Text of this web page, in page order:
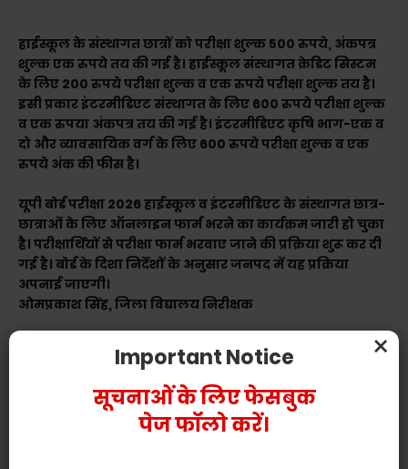
हाईस्कूल के संस्थागत छात्रों को परीक्षा शुल्क 500 रुपये, अंकपत्र
शुल्क एक रुपये तय की गई है। हाईस्कूल संस्थागत क्रेडिट सिस्टम
के लिए 200 रुपये परीक्षा शुल्क व एक रुपये परीक्षा शुल्क तय है।
इसी प्रकार इंटरमीडिएट संस्थागत के लिए 600 रुपये परीक्षा शुल्क
व एक रुपया अंकपत्र तय की गई है। इंटरमीडिएट कृषि भाग-एक व
दो और व्यावसायिक वर्ग के लिए 600 रुपये परीक्षा शुल्क व एक
रुपये अंक की फीस है।
यूपी बोर्ड परीक्षा 2026 हाईस्कूल व इंटरमीडिएट के संस्थागत छात्र-
छात्राओं के लिए ऑनलाइन फार्म भरने का कार्यक्रम जारी हो चुका
है। परीक्षार्थियों से परीक्षा फार्म भरवाए जाने की प्रक्रिया शुरू कर दी
गई है। बोर्ड के दिशा निर्देशों के अनुसार जनपद में यह प्रक्रिया
अपनाई जाएगी।
ओमप्रकाश सिंह, जिला विद्यालय निरीक्षक
×
Important Notice
सूचनाओं के लिए फेसबुक
पेज फॉलो करें।